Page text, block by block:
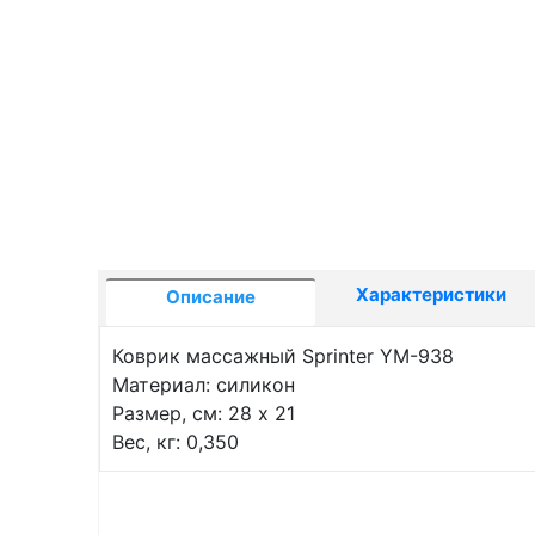
Описание Характеристики
Коврик массажный Sprinter YM-938
Материал: силикон
Размер, см: 28 x 21
Вес, кг: 0,350